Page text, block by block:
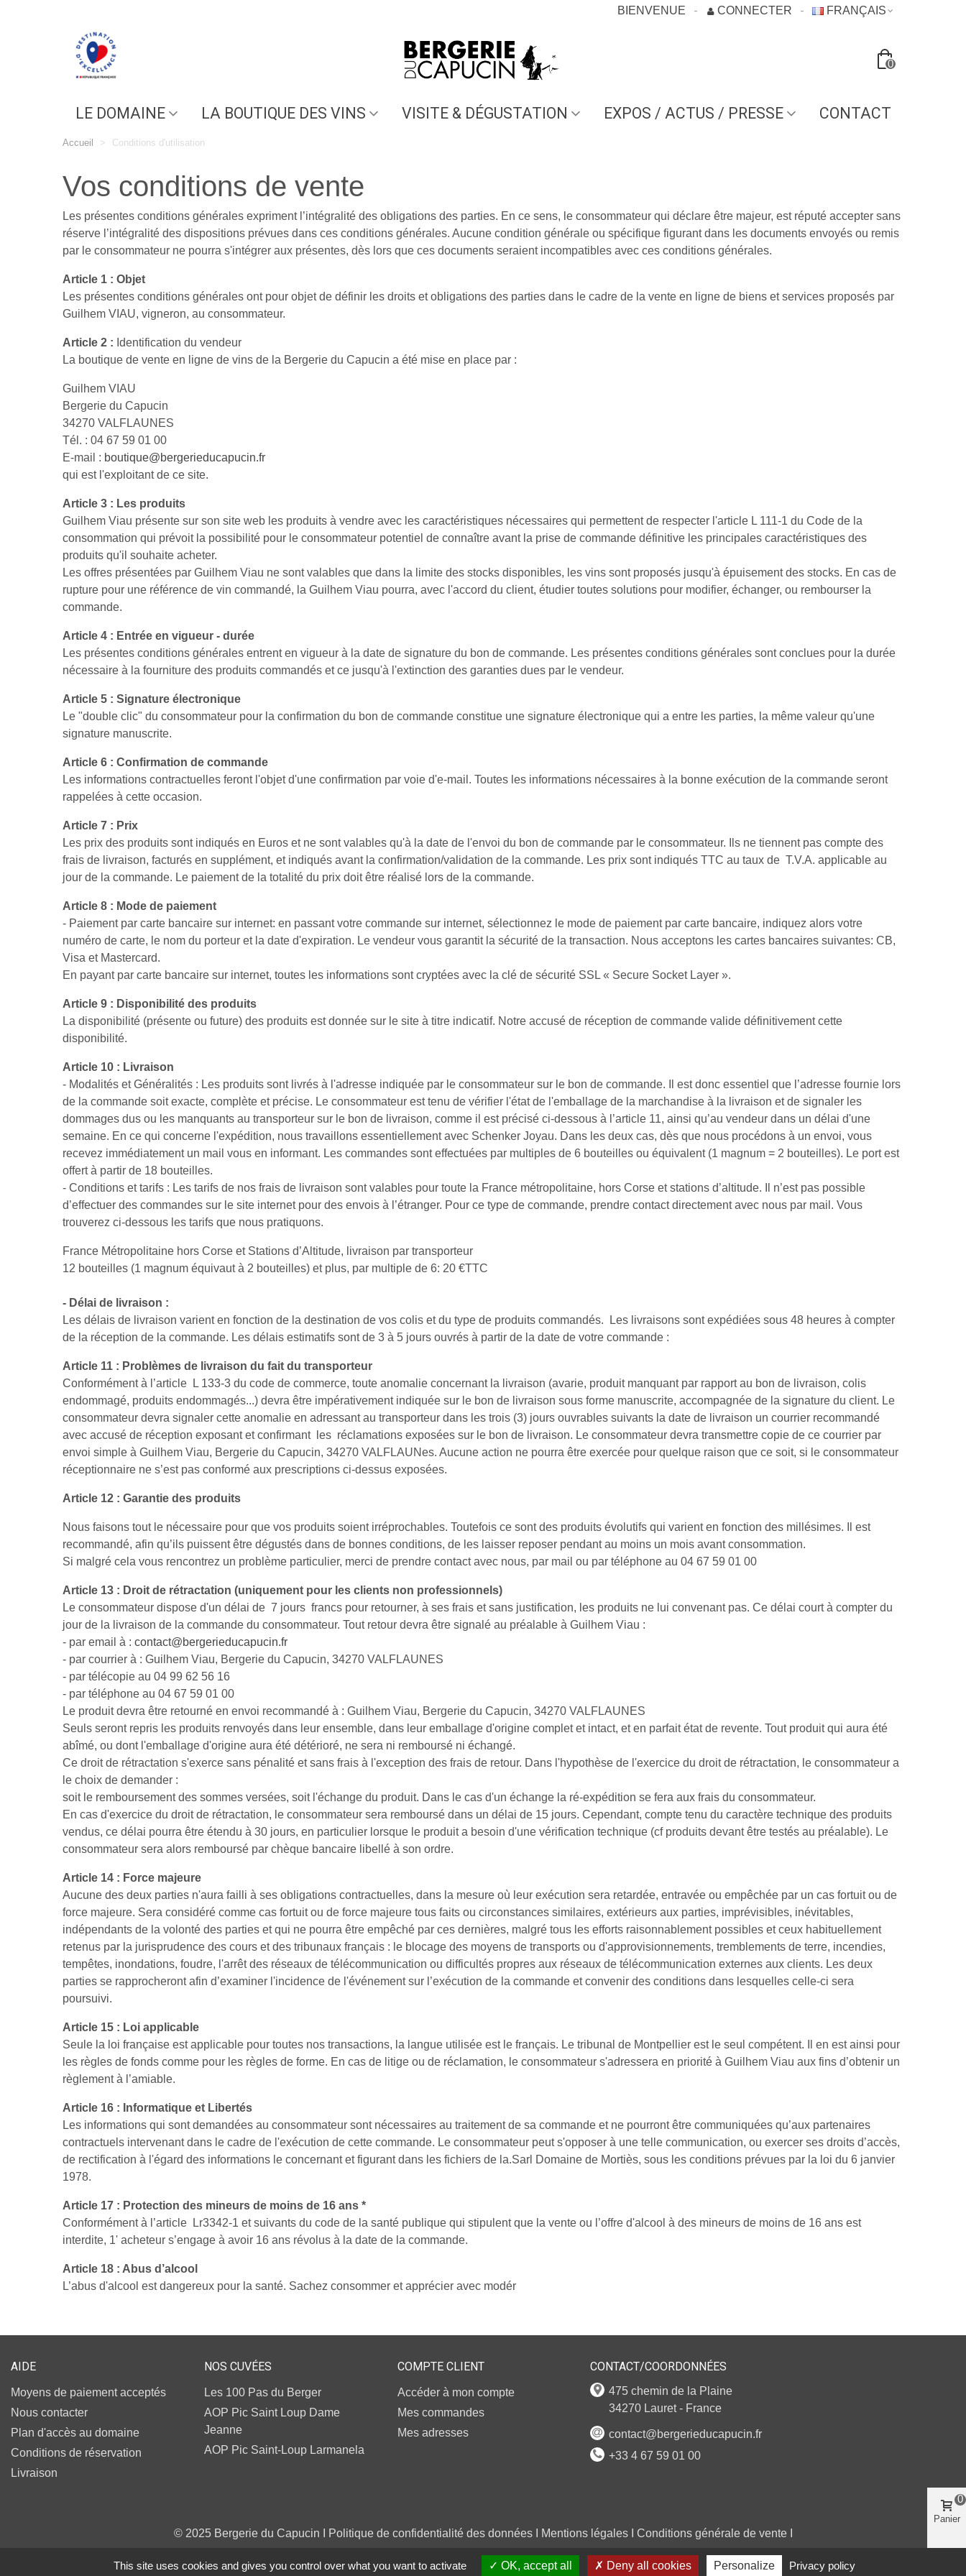
BIENVENUE CONNECTER FRANÇAIS
0
LE DOMAINE LA BOUTIQUE DES VINS VISITE & DÉGUSTATION EXPOS / ACTUS / PRESSE CONTACT
Accueil > Conditions d'utilisation
Vos conditions de vente
Les présentes conditions générales expriment l’intégralité des obligations des parties. En ce sens, le consommateur qui déclare être majeur, est réputé accepter sans
réserve l’intégralité des dispositions prévues dans ces conditions générales. Aucune condition générale ou spécifique figurant dans les documents envoyés ou remis
par le consommateur ne pourra s'intégrer aux présentes, dès lors que ces documents seraient incompatibles avec ces conditions générales.
Article 1 : Objet
Les présentes conditions générales ont pour objet de définir les droits et obligations des parties dans le cadre de la vente en ligne de biens et services proposés par
Guilhem VIAU, vigneron, au consommateur.
Article 2 : Identification du vendeur
La boutique de vente en ligne de vins de la Bergerie du Capucin a été mise en place par :
Guilhem VIAU
Bergerie du Capucin
34270 VALFLAUNES
Tél. : 04 67 59 01 00
E-mail : boutique@bergerieducapucin.fr
qui est l'exploitant de ce site.
Article 3 : Les produits
Guilhem Viau présente sur son site web les produits à vendre avec les caractéristiques nécessaires qui permettent de respecter l'article L 111-1 du Code de la
consommation qui prévoit la possibilité pour le consommateur potentiel de connaître avant la prise de commande définitive les principales caractéristiques des
produits qu'il souhaite acheter.
Les offres présentées par Guilhem Viau ne sont valables que dans la limite des stocks disponibles, les vins sont proposés jusqu'à épuisement des stocks. En cas de
rupture pour une référence de vin commandé, la Guilhem Viau pourra, avec l'accord du client, étudier toutes solutions pour modifier, échanger, ou rembourser la
commande.
Article 4 : Entrée en vigueur - durée
Les présentes conditions générales entrent en vigueur à la date de signature du bon de commande. Les présentes conditions générales sont conclues pour la durée
nécessaire à la fourniture des produits commandés et ce jusqu'à l'extinction des garanties dues par le vendeur.
Article 5 : Signature électronique
Le "double clic" du consommateur pour la confirmation du bon de commande constitue une signature électronique qui a entre les parties, la même valeur qu'une
signature manuscrite.
Article 6 : Confirmation de commande
Les informations contractuelles feront l'objet d'une confirmation par voie d'e-mail. Toutes les informations nécessaires à la bonne exécution de la commande seront
rappelées à cette occasion.
Article 7 : Prix
Les prix des produits sont indiqués en Euros et ne sont valables qu'à la date de l'envoi du bon de commande par le consommateur. Ils ne tiennent pas compte des
frais de livraison, facturés en supplément, et indiqués avant la confirmation/validation de la commande. Les prix sont indiqués TTC au taux de T.V.A. applicable au
jour de la commande. Le paiement de la totalité du prix doit être réalisé lors de la commande.
Article 8 : Mode de paiement
- Paiement par carte bancaire sur internet: en passant votre commande sur internet, sélectionnez le mode de paiement par carte bancaire, indiquez alors votre
numéro de carte, le nom du porteur et la date d'expiration. Le vendeur vous garantit la sécurité de la transaction. Nous acceptons les cartes bancaires suivantes: CB,
Visa et Mastercard.
En payant par carte bancaire sur internet, toutes les informations sont cryptées avec la clé de sécurité SSL « Secure Socket Layer ».
Article 9 : Disponibilité des produits
La disponibilité (présente ou future) des produits est donnée sur le site à titre indicatif. Notre accusé de réception de commande valide définitivement cette
disponibilité.
Article 10 : Livraison
- Modalités et Généralités : Les produits sont livrés à l'adresse indiquée par le consommateur sur le bon de commande. Il est donc essentiel que l’adresse fournie lors
de la commande soit exacte, complète et précise. Le consommateur est tenu de vérifier l'état de l'emballage de la marchandise à la livraison et de signaler les
dommages dus ou les manquants au transporteur sur le bon de livraison, comme il est précisé ci-dessous à l’article 11, ainsi qu’au vendeur dans un délai d'une
semaine. En ce qui concerne l'expédition, nous travaillons essentiellement avec Schenker Joyau. Dans les deux cas, dès que nous procédons à un envoi, vous
recevez immédiatement un mail vous en informant. Les commandes sont effectuées par multiples de 6 bouteilles ou équivalent (1 magnum = 2 bouteilles). Le port est
offert à partir de 18 bouteilles.
- Conditions et tarifs : Les tarifs de nos frais de livraison sont valables pour toute la France métropolitaine, hors Corse et stations d’altitude. Il n’est pas possible
d’effectuer des commandes sur le site internet pour des envois à l’étranger. Pour ce type de commande, prendre contact directement avec nous par mail. Vous
trouverez ci-dessous les tarifs que nous pratiquons.
France Métropolitaine hors Corse et Stations d’Altitude, livraison par transporteur
12 bouteilles (1 magnum équivaut à 2 bouteilles) et plus, par multiple de 6: 20 €TTC
- Délai de livraison :
Les délais de livraison varient en fonction de la destination de vos colis et du type de produits commandés. Les livraisons sont expédiées sous 48 heures à compter
de la réception de la commande. Les délais estimatifs sont de 3 à 5 jours ouvrés à partir de la date de votre commande :
Article 11 : Problèmes de livraison du fait du transporteur
Conformément à l’article L 133-3 du code de commerce, toute anomalie concernant la livraison (avarie, produit manquant par rapport au bon de livraison, colis
endommagé, produits endommagés...) devra être impérativement indiquée sur le bon de livraison sous forme manuscrite, accompagnée de la signature du client. Le
consommateur devra signaler cette anomalie en adressant au transporteur dans les trois (3) jours ouvrables suivants la date de livraison un courrier recommandé
avec accusé de réception exposant et confirmant les réclamations exposées sur le bon de livraison. Le consommateur devra transmettre copie de ce courrier par
envoi simple à Guilhem Viau, Bergerie du Capucin, 34270 VALFLAUNes. Aucune action ne pourra être exercée pour quelque raison que ce soit, si le consommateur
réceptionnaire ne s’est pas conformé aux prescriptions ci-dessus exposées.
Article 12 : Garantie des produits
Nous faisons tout le nécessaire pour que vos produits soient irréprochables. Toutefois ce sont des produits évolutifs qui varient en fonction des millésimes. Il est
recommandé, afin qu’ils puissent être dégustés dans de bonnes conditions, de les laisser reposer pendant au moins un mois avant consommation.
Si malgré cela vous rencontrez un problème particulier, merci de prendre contact avec nous, par mail ou par téléphone au 04 67 59 01 00
Article 13 : Droit de rétractation (uniquement pour les clients non professionnels)
Le consommateur dispose d'un délai de 7 jours francs pour retourner, à ses frais et sans justification, les produits ne lui convenant pas. Ce délai court à compter du
jour de la livraison de la commande du consommateur. Tout retour devra être signalé au préalable à Guilhem Viau :
- par email à : contact@bergerieducapucin.fr
- par courrier à : Guilhem Viau, Bergerie du Capucin, 34270 VALFLAUNES
- par télécopie au 04 99 62 56 16
- par téléphone au 04 67 59 01 00
Le produit devra être retourné en envoi recommandé à : Guilhem Viau, Bergerie du Capucin, 34270 VALFLAUNES
Seuls seront repris les produits renvoyés dans leur ensemble, dans leur emballage d'origine complet et intact, et en parfait état de revente. Tout produit qui aura été
abîmé, ou dont l'emballage d'origine aura été détérioré, ne sera ni remboursé ni échangé.
Ce droit de rétractation s'exerce sans pénalité et sans frais à l'exception des frais de retour. Dans l'hypothèse de l'exercice du droit de rétractation, le consommateur a
le choix de demander :
soit le remboursement des sommes versées, soit l'échange du produit. Dans le cas d'un échange la ré-expédition se fera aux frais du consommateur.
En cas d'exercice du droit de rétractation, le consommateur sera remboursé dans un délai de 15 jours. Cependant, compte tenu du caractère technique des produits
vendus, ce délai pourra être étendu à 30 jours, en particulier lorsque le produit a besoin d'une vérification technique (cf produits devant être testés au préalable). Le
consommateur sera alors remboursé par chèque bancaire libellé à son ordre.
Article 14 : Force majeure
Aucune des deux parties n'aura failli à ses obligations contractuelles, dans la mesure où leur exécution sera retardée, entravée ou empêchée par un cas fortuit ou de
force majeure. Sera considéré comme cas fortuit ou de force majeure tous faits ou circonstances similaires, extérieurs aux parties, imprévisibles, inévitables,
indépendants de la volonté des parties et qui ne pourra être empêché par ces dernières, malgré tous les efforts raisonnablement possibles et ceux habituellement
retenus par la jurisprudence des cours et des tribunaux français : le blocage des moyens de transports ou d'approvisionnements, tremblements de terre, incendies,
tempêtes, inondations, foudre, l'arrêt des réseaux de télécommunication ou difficultés propres aux réseaux de télécommunication externes aux clients. Les deux
parties se rapprocheront afin d’examiner l'incidence de l'événement sur l’exécution de la commande et convenir des conditions dans lesquelles celle-ci sera
poursuivi.
Article 15 : Loi applicable
Seule la loi française est applicable pour toutes nos transactions, la langue utilisée est le français. Le tribunal de Montpellier est le seul compétent. Il en est ainsi pour
les règles de fonds comme pour les règles de forme. En cas de litige ou de réclamation, le consommateur s'adressera en priorité à Guilhem Viau aux fins d’obtenir un
règlement à l’amiable.
Article 16 : Informatique et Libertés
Les informations qui sont demandées au consommateur sont nécessaires au traitement de sa commande et ne pourront être communiquées qu’aux partenaires
contractuels intervenant dans le cadre de l'exécution de cette commande. Le consommateur peut s'opposer à une telle communication, ou exercer ses droits d’accès,
de rectification à l'égard des informations le concernant et figurant dans les fichiers de la.Sarl Domaine de Mortiès, sous les conditions prévues par la loi du 6 janvier
1978.
Article 17 : Protection des mineurs de moins de 16 ans *
Conformément à l’article Lr3342-1 et suivants du code de la santé publique qui stipulent que la vente ou l’offre d'alcool à des mineurs de moins de 16 ans est
interdite, 1' acheteur s’engage à avoir 16 ans révolus à la date de la commande.
Article 18 : Abus d’alcool
L’abus d'alcool est dangereux pour la santé. Sachez consommer et apprécier avec modér
AIDE
Moyens de paiement acceptés
Nous contacter
Plan d'accès au domaine
Conditions de réservation
Livraison
NOS CUVÉES
Les 100 Pas du Berger
AOP Pic Saint Loup Dame
Jeanne
AOP Pic Saint-Loup Larmanela
COMPTE CLIENT
Accéder à mon compte
Mes commandes
Mes adresses
CONTACT/COORDONNÉES
475 chemin de la Plaine
34270 Lauret - France
contact@bergerieducapucin.fr
+33 4 67 59 01 00
© 2025 Bergerie du Capucin I Politique de confidentialité des donnéesI Mentions légalesI Conditions générale de venteI
Panier
0
This site uses cookies and gives you control over what you want to activate OK, accept all Deny all cookies Personalize Privacy policy